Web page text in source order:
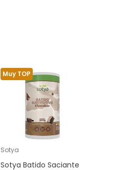
Muy TOP
Sotya
Sotya Batido Saciante